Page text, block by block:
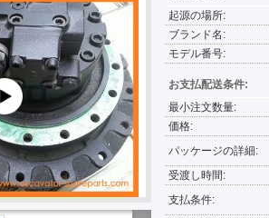
起源の場所:
ブランド名:
モデル番号:
お支払配送条件:
最小注文数量:
価格:
パッケージの詳細:
受渡し時間:
支払条件: